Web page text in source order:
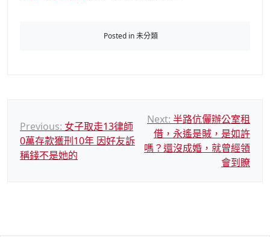
Posted in 未分類
文
章
導
Previous: 女子取走13律師
0萬存款獲刑10年 因好友訴
稱錢不是她的
Next: 半路伉儷辦公室租
借，永遙是賊，是如許
嗎？還沒成婚，就曾經領
會到瞭